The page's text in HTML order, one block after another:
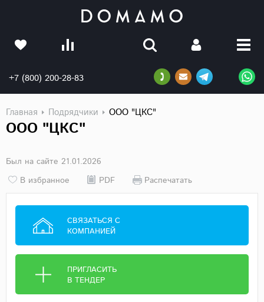
+7 (800) 200-28-83
Главная Подрядчики ООО "ЦКС"
ООО "ЦКС"
Был на сайте 21.01.2026
В избранное
PDF Распечатать
СВЯЗАТЬСЯ С
КОМПАНИЕЙ
ПРИГЛАСИТЬ
В ТЕНДЕР